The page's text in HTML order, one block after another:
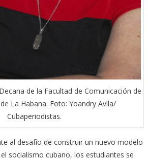
de la Facultad de Comunicación de
La Habana. Foto: Yoandry Avila/
Cubaperiodistas.
al desafío de construir un nuevo modelo
socialismo cubano, los estudiantes se